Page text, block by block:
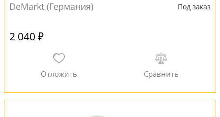
DeMarkt (Германия) Под заказ
2 040 ₽